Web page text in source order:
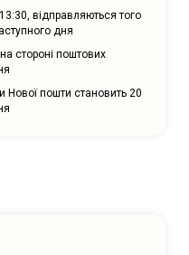
відправляються того
дня
стороні поштових
Нової пошти становить 20